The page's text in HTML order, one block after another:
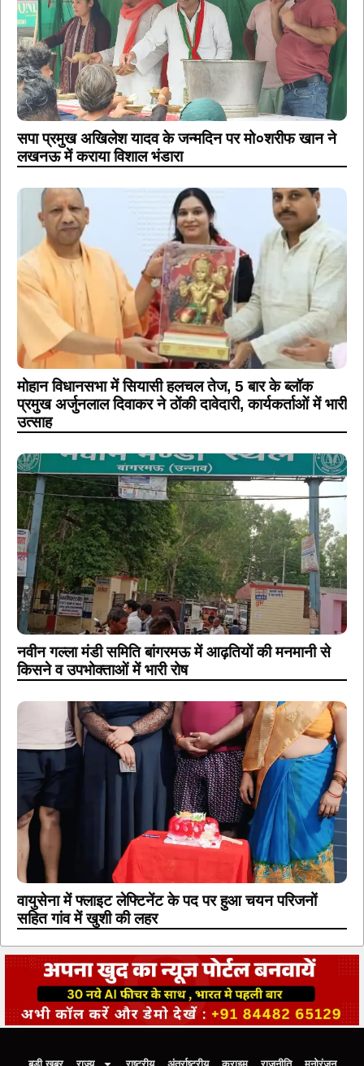
सपा प्रमुख अखिलेश यादव के जन्मदिन पर मो०शरीफ खान ने
लखनऊ में कराया विशाल भंडारा
मोहान विधानसभा में सियासी हलचल तेज, 5 बार के ब्लॉक
प्रमुख अर्जुनलाल दिवाकर ने ठोंकी दावेदारी, कार्यकर्ताओं में भारी
उत्साह
नवीन गल्ला मंडी समिति बांगरमऊ में आढ़तियों की मनमानी से
किसने व उपभोक्ताओं में भारी रोष
वायुसेना में फ्लाइट लेफ्टिनेंट के पद पर हुआ चयन परिजनों
सहित गांव में खुशी की लहर